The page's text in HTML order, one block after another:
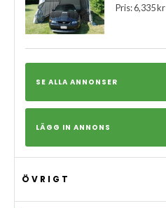
Pris: 6,335 kr
SE ALLA ANNONSER
LÄGG IN ANNONS
ÖVRIGT